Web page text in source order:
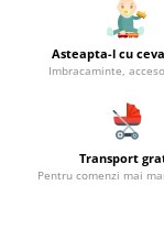
Asteapta-l cu
Imbracaminte,
Transport
Pentru comenzi mai